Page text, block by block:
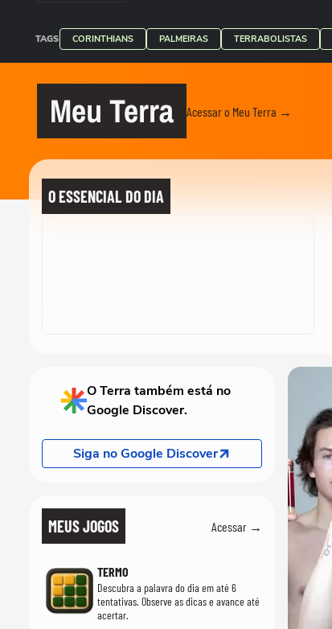
TAGS CORINTHIANS PALMEIRAS TERRABOLISTAS
Meu Terra Acessar o Meu Terra →
O ESSENCIAL DO DIA
MEUS JOGOS Acessar →
TERMO
Descubra a palavra do dia em até 6
tentativas. Observe as dicas e avance até
acertar.
O Terra também está no
Google Discover.
Siga no Google Discover